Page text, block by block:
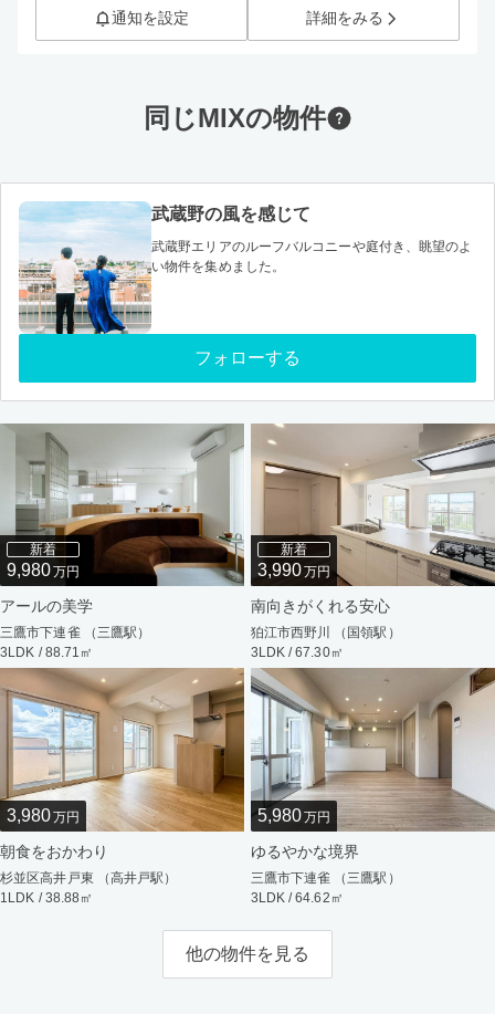
通知を設定 詳細をみる
同じMIXの物件
武蔵野の風を感じて
武蔵野エリアのルーフバルコニーや庭付き、眺望のよ
い物件を集めました。
フォローする
新着
9,980万円
アールの美学
三鷹市下連雀 （三鷹駅）
3LDK / 88.71㎡
新着
3,990万円
南向きがくれる安心
狛江市西野川 （国領駅）
3LDK / 67.30㎡
3,980万円
朝食をおかわり
杉並区高井戸東 （高井戸駅）
1LDK / 38.88㎡
5,980万円
ゆるやかな境界
三鷹市下連雀 （三鷹駅）
3LDK / 64.62㎡
他の物件を見る